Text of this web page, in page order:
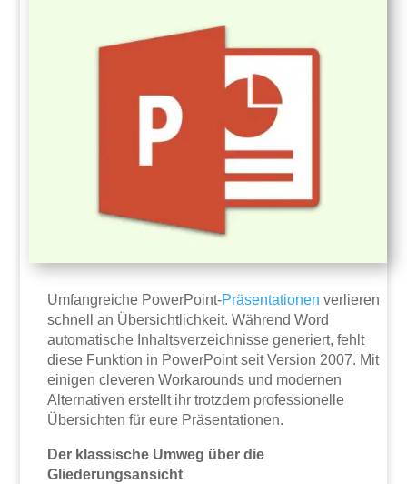
Umfangreiche PowerPoint-Präsentationen verlieren
schnell an Übersichtlichkeit. Während Word
automatische Inhaltsverzeichnisse generiert, fehlt
diese Funktion in PowerPoint seit Version 2007. Mit
einigen cleveren Workarounds und modernen
Alternativen erstellt ihr trotzdem professionelle
Übersichten für eure Präsentationen.
Der klassische Umweg über die
Gliederungsansicht